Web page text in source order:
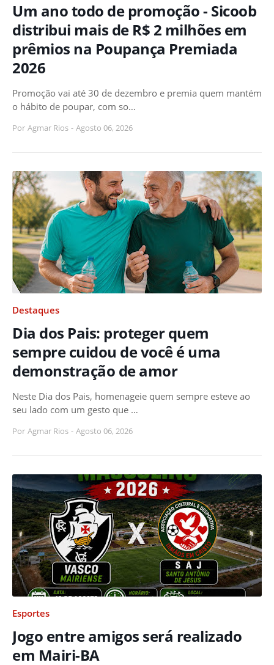
Um ano todo de promoção - Sicoob
distribui mais de R$ 2 milhões em
prêmios na Poupança Premiada
2026
Promoção vai até 30 de dezembro e premia quem mantém
o hábito de poupar, com so…
Por Agmar Rios - Agosto 06, 2026
Destaques
Dia dos Pais: proteger quem
sempre cuidou de você é uma
demonstração de amor
Neste Dia dos Pais, homenageie quem sempre esteve ao
seu lado com um gesto que …
Por Agmar Rios - Agosto 06, 2026
Esportes
Jogo entre amigos será realizado
em Mairi-BA